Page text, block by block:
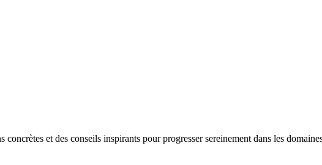
et des conseils inspirants pour progresser sereinement dans les